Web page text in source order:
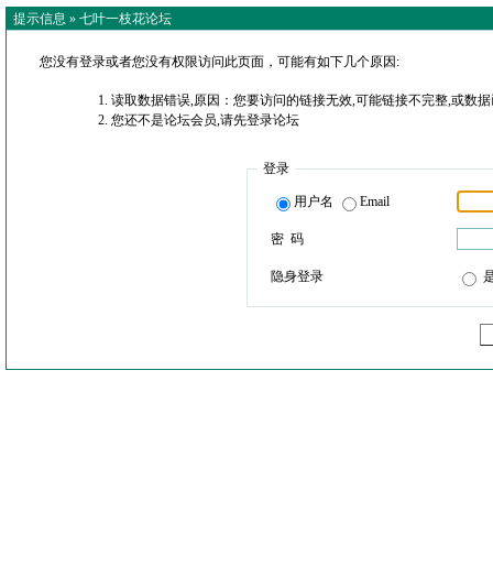
提示信息 » 七叶一枝花论坛
您没有登录或者您没有权限访问此页面，可能有如下几个原因:
读取数据错误,原因：您要访问的链接无效,可能链接不完整,或数
您还不是论坛会员,请先登录论坛
登录
用户名 Email
密 码
隐身登录